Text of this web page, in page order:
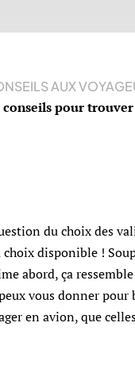
AUX
pour
du choix des
disponible !
abord, ça
vous donner
en avion, que